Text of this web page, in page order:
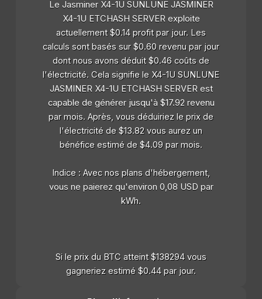
Le Jasminer X4-1U SUNLUNE JASMINER
X4-1U ETCHASH SERVER exploite
actuellement $0.14 profit par jour. Les
calculs sont basés sur $0.60 revenu par jour
dont nous avons déduit $0.46 coûts de
l'électricité. Cela signifie le X4-1U SUNLUNE
JASMINER X4-1U ETCHASH SERVER est
capable de générer jusqu'à $17.92 revenu
par mois. Après, vous déduiriez le prix de
l'électricité de $13.82 vous aurez un
bénéfice estimé de $4.09 par mois.
Indice : Avec nos plans d'hébergement,
vous ne paierez qu'environ 0,08 USD par
kWh.
Si le prix du BTC atteint $138294 vous
gagneriez estimé $0.44 par jour.